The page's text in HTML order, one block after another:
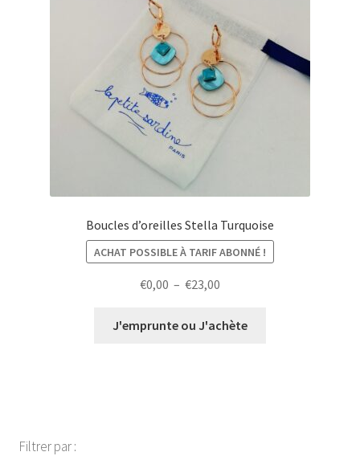
Boucles d’oreilles Stella Turquoise
ACHAT POSSIBLE À TARIF ABONNÉ !
€0,00 – €23,00
prix :
J'emprunte ou J'achète
Filtrer par :